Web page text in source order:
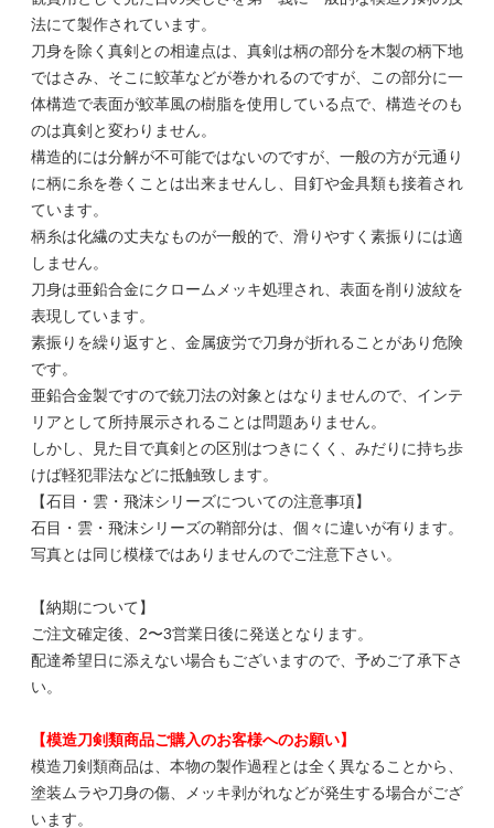
法にて製作されています。
刀身を除く真剣との相違点は、真剣は柄の部分を木製の柄下地
ではさみ、そこに鮫革などが巻かれるのですが、この部分に一
体構造で表面が鮫革風の樹脂を使用している点で、構造そのも
のは真剣と変わりません。
構造的には分解が不可能ではないのですが、一般の方が元通り
に柄に糸を巻くことは出来ませんし、目釘や金具類も接着され
ています。
柄糸は化繊の丈夫なものが一般的で、滑りやすく素振りには適
しません。
刀身は亜鉛合金にクロームメッキ処理され、表面を削り波紋を
表現しています。
素振りを繰り返すと、金属疲労で刀身が折れることがあり危険
です。
亜鉛合金製ですので銃刀法の対象とはなりませんので、インテ
リアとして所持展示されることは問題ありません。
しかし、見た目で真剣との区別はつきにくく、みだりに持ち歩
けば軽犯罪法などに抵触致します。
【石目・雲・飛沫シリーズについての注意事項】
石目・雲・飛沫シリーズの鞘部分は、個々に違いが有ります。
写真とは同じ模様ではありませんのでご注意下さい。
【納期について】
ご注文確定後、2〜3営業日後に発送となります。
配達希望日に添えない場合もございますので、予めご了承下さ
い。
【模造刀剣類商品ご購入のお客様へのお願い】
模造刀剣類商品は、本物の製作過程とは全く異なることから、
塗装ムラや刀身の傷、メッキ剥がれなどが発生する場合がござ
います。